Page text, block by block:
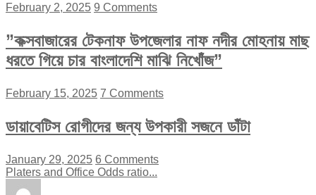
February 2, 2025 9 Comments
”কক্সবাজারের টেকনাফ উপজেলার নাফ নদীর মোহনায় মাছ
ধরতে গিয়ে চার বাংলাদেশি মাঝি নিখোঁজ”
February 15, 2025 7 Comments
ডায়াবেটিস রোগীদের জন্য উপকারী সজনে ডাঁটা
January 29, 2025 6 Comments
Platers and Office Odds ratio...